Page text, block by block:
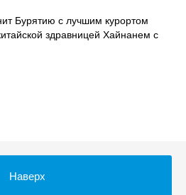
Бурятию с лучшим курортом
здравницей Хайнанем с
Наверх